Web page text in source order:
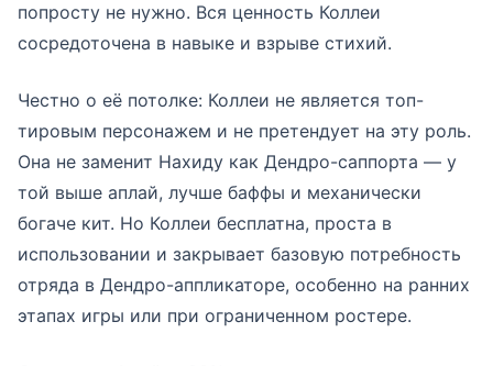
попросту не нужно. Вся ценность Коллеи
сосредоточена в навыке и взрыве стихий.
Честно о её потолке: Коллеи не является топ-
тировым персонажем и не претендует на эту роль.
Она не заменит Нахиду как Дендро-саппорта — у
той выше аплай, лучше баффы и механически
богаче кит. Но Коллеи бесплатна, проста в
использовании и закрывает базовую потребность
отряда в Дендро-аппликаторе, особенно на ранних
этапах игры или при ограниченном ростере.